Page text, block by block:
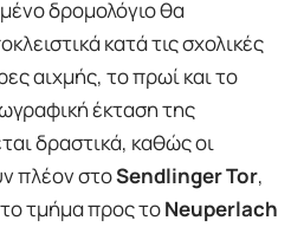
δρομολόγιο θα
κατά τις σχολικές
αιχμής, το πρωί και το
έκταση της
δραστικά, καθώς οι
πλέον στοSendlinger Tor,
τμήμα προς τοNeuperlach